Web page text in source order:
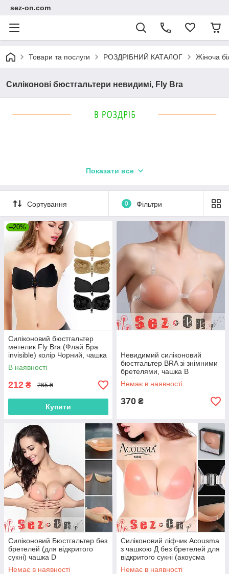
sez-on.com
Товари та послуги РОЗДРІБНИЙ КАТАЛОГ Жіноча
Силіконові бюстгальтери невидимі, Fly Bra
Показати все
Сортування 0 Фільтри
–20%
Силіконовий бюстгальтер
метелик Fly Bra (Флай Бра
invisible) колір Чорний, чашка
A
В наявності
212 ₴ 265 ₴
Купити
Невидимий силіконовий
бюстгальтер BRA зі знімними
бретелями, чашка В
Немає в наявності
370 ₴
Силіконовий Бюстгальтер без
бретелей (для відкритого
сукні) чашка D
Немає в наявності
Силіконовий ліфчик Acousma
з чашкою Д без бретелей для
відкритого сукні (акоусма
unbra un bra випускний)
Немає в наявності